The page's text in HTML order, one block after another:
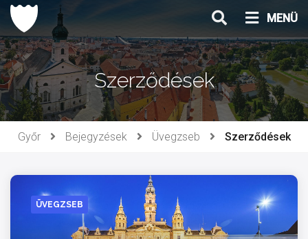
Ugrás
tartalomhoz
MENÜ
Szerződések
Győr Bejegyzések Üvegzseb Szerződések
ÜVEGZSEB